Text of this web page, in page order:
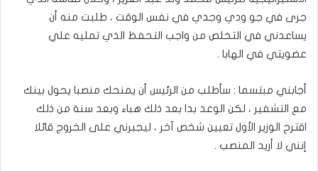
جرى في جو ودي وجدي في نفس الوقت ، طلبت منه أن
يساعدني في التخلص من واجب التحفظ الذي تمليه علي
عضويتي في الهابا .
أجابني مبتسما : سأطلب من الرئيس أن يمنحك منصبا يحول بينك
مع التشفير ، لكن الوعد بدا بعد ذلك هباء وبعد سنة من ذلك
اقترح الوزير الأول تعيين شخص آخر ، ليجبرني على الخروج قائلا
إنني لا أريد المنصب .